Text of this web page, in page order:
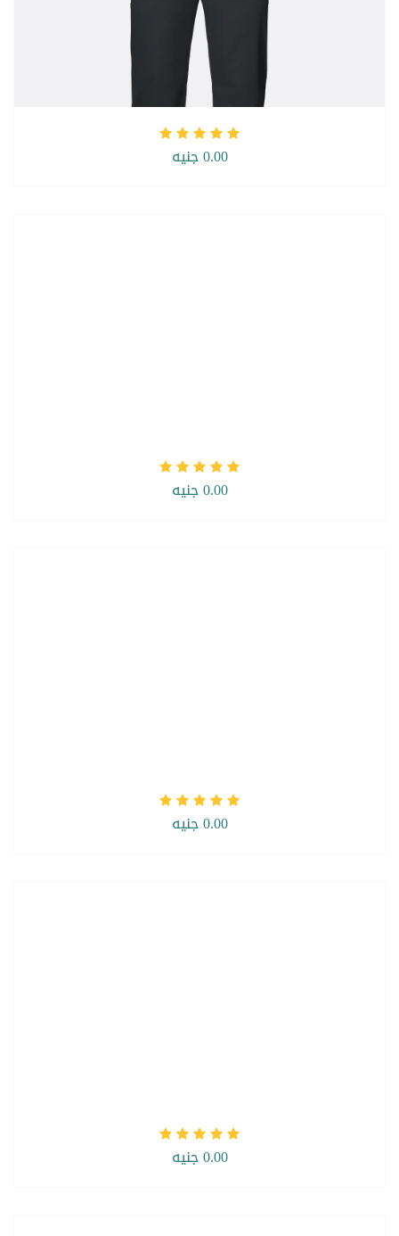
0.00 جنيه
0.00 جنيه
0.00 جنيه
0.00 جنيه